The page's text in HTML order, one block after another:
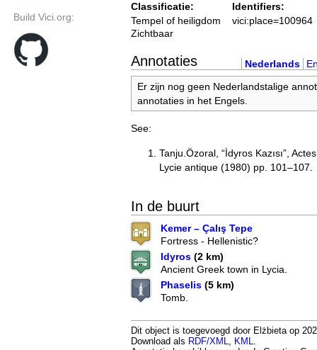
Build Vici.org:
Classificatie:
Tempel of heiligdom
Zichtbaar
Identifiers:
vici:place=100964
Annotaties Nederlands
Er zijn nog geen Nederlandstalige
annotaties in het Engels.
See:
Tanju.Özoral, “İdyros Kazısı”,
Lycie antique (1980) pp. 101–107.
In de buurt
Kemer – Çalış Tepe
Fortress - Hellenistic?
Idyros (2 km)
Ancient Greek town in Lycia.
Phaselis (5 km)
Tomb.
Dit object is toegevoegd door Elżbieta op
Download als RDF/XML KML